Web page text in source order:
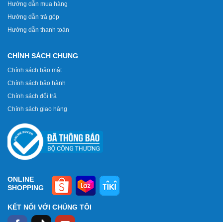
Hướng dẫn mua hàng
Hướng dẫn trả góp
Hướng dẫn thanh toán
CHÍNH SÁCH CHUNG
Chính sách bảo mật
Chính sách bảo hành
Chính sách đổi trả
Chính sách giao hàng
ONLINE
SHOPPING
KẾT NỐI VỚI CHÚNG TÔI